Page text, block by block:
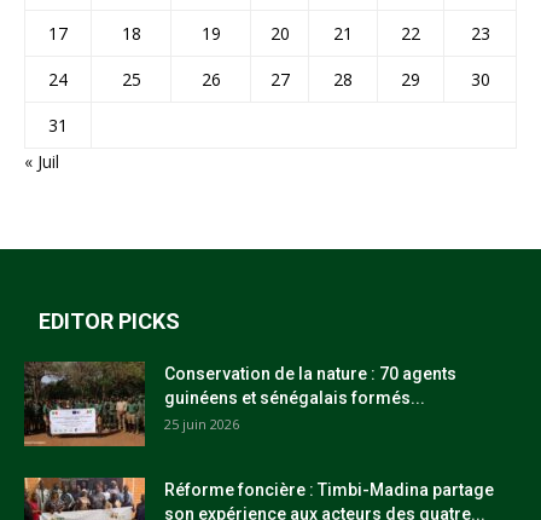
17
18 19 20 21 22
23
24
25 26 27 28 29
30
31
« Juil
EDITOR PICKS
Conservation de la nature : 70 agents
guinéens et sénégalais formés...
25 juin 2026
Réforme foncière : Timbi-Madina partage
son expérience aux acteurs des quatre...